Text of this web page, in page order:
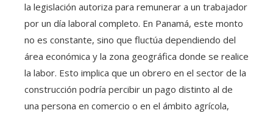
la legislación autoriza para remunerar a un trabajador
por un día laboral completo. En Panamá, este monto
no es constante, sino que fluctúa dependiendo del
área económica y la zona geográfica donde se realice
la labor. Esto implica que un obrero en el sector de la
construcción podría percibir un pago distinto al de
una persona en comercio o en el ámbito agrícola,